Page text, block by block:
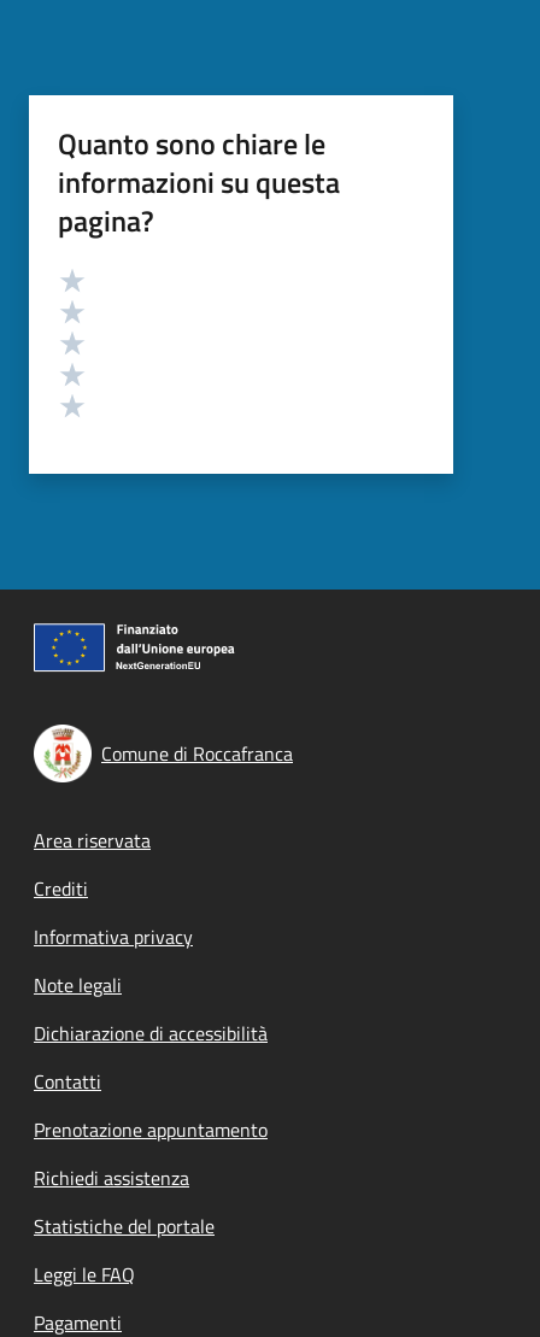
Quanto sono chiare le
informazioni su questa
pagina?
Valutazione
Comune di Roccafranca
Footer menu
Area riservata
Crediti
Informativa privacy
Note legali
Dichiarazione di accessibilità
Contatti
Prenotazione appuntamento
Richiedi assistenza
Statistiche del portale
Leggi le FAQ
Pagamenti